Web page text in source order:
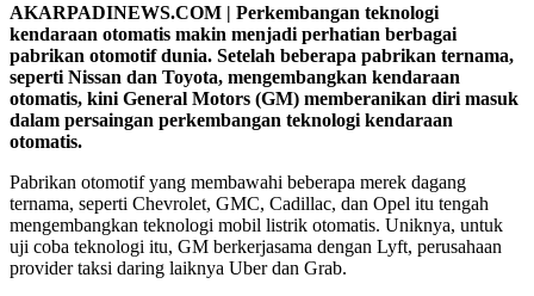
AKARPADINEWS.COM | Perkembangan teknologi
kendaraan otomatis makin menjadi perhatian berbagai
pabrikan otomotif dunia. Setelah beberapa pabrikan ternama,
seperti Nissan dan Toyota, mengembangkan kendaraan
otomatis, kini General Motors (GM) memberanikan diri masuk
dalam persaingan perkembangan teknologi kendaraan
otomatis.
Pabrikan otomotif yang membawahi beberapa merek dagang
ternama, seperti Chevrolet, GMC, Cadillac, dan Opel itu tengah
mengembangkan teknologi mobil listrik otomatis. Uniknya, untuk
uji coba teknologi itu, GM berkerjasama dengan Lyft, perusahaan
provider taksi daring laiknya Uber dan Grab.